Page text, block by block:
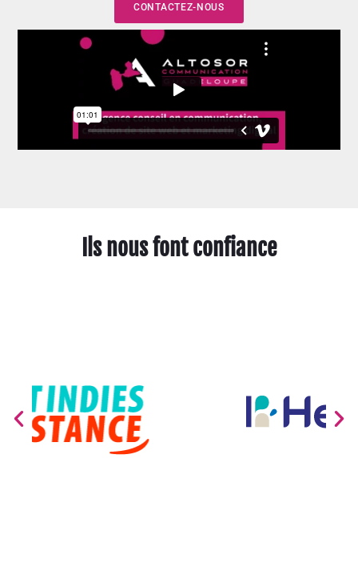
CONTACTEZ-NOUS
Ils nous font confiance